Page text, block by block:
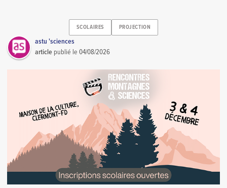
SCOLAIRES PROJECTION
astu 'sciences
article publié le04/08/2026